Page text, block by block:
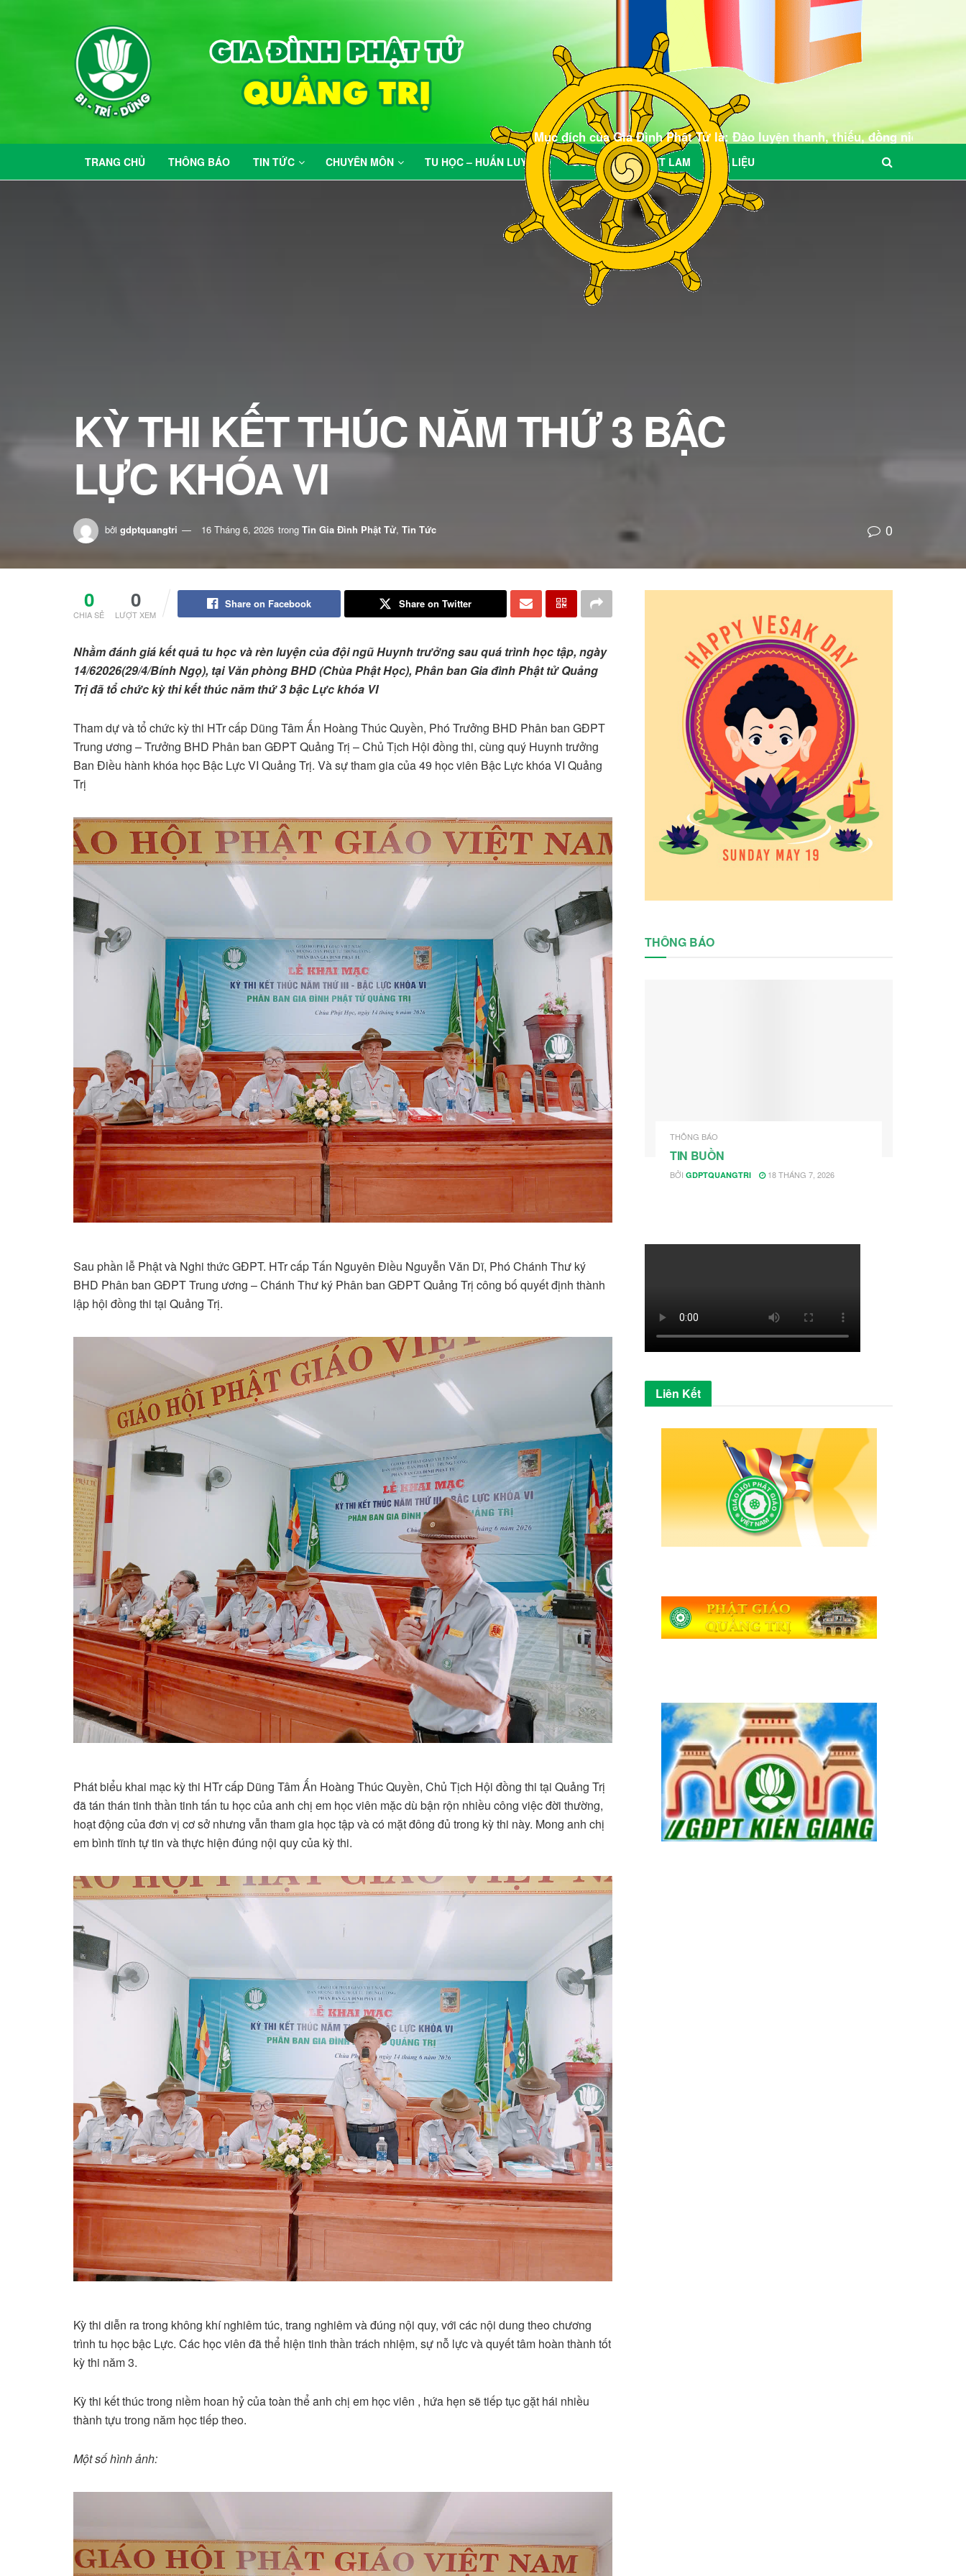
Mục đích của Gia Đình Phật Tử là: Đào luyện thanh, thiếu, đồng niên tin Phật thành
TRANG CHỦ THÔNG BÁO TIN TỨC CHUYÊN MÔN TU HỌC – HUẤN LUYỆN GÓC VUI BÚT LAM TƯ LIỆU
KỲ THI KẾT THÚC NĂM THỨ 3 BẬC
LỰC KHÓA VI
bởi gdptquangtri 16 Tháng 6, 2026 trong Tin Gia Đình Phật Tử, Tin Tức 0
0
CHIA SẺ
0
LƯỢT XEM
Share on Facebook Share on Twitter
Nhằm đánh giá kết quả tu học và rèn luyện của đội ngũ Huynh trưởng sau quá trình học tập, ngày
14/62026(29/4/Bính Ngọ), tại Văn phòng BHD (Chùa Phật Học), Phân ban Gia đình Phật tử Quảng
Trị đã tổ chức kỳ thi kết thúc năm thứ 3 bậc Lực khóa VI
Tham dự và tổ chức kỳ thi HTr cấp Dũng Tâm Ấn Hoàng Thúc Quyền, Phó Trưởng BHD Phân ban GĐPT
Trung ương – Trưởng BHD Phân ban GĐPT Quảng Trị – Chủ Tịch Hội đồng thi, cùng quý Huynh trưởng
Ban Điều hành khóa học Bậc Lực VI Quảng Trị. Và sự tham gia của 49 học viên Bậc Lực khóa VI Quảng
Trị
Sau phần lễ Phật và Nghi thức GĐPT. HTr cấp Tấn Nguyên Điều Nguyễn Văn Dĩ, Phó Chánh Thư ký
BHD Phân ban GĐPT Trung ương – Chánh Thư ký Phân ban GĐPT Quảng Trị công bố quyết định thành
lập hội đồng thi tại Quảng Trị.
Phát biểu khai mạc kỳ thi HTr cấp Dũng Tâm Ấn Hoàng Thúc Quyền, Chủ Tịch Hội đồng thi tại Quảng Trị
đã tán thán tinh thần tinh tấn tu học của anh chị em học viên mặc dù bận rộn nhiều công việc đời thường,
hoạt động của đơn vị cơ sở nhưng vẫn tham gia học tập và có mặt đông đủ trong kỳ thi này. Mong anh chị
em bình tĩnh tự tin và thực hiện đúng nội quy của kỳ thi.
Kỳ thi diễn ra trong không khí nghiêm túc, trang nghiêm và đúng nội quy, với các nội dung theo chương
trình tu học bậc Lực. Các học viên đã thể hiện tinh thần trách nhiệm, sự nỗ lực và quyết tâm hoàn thành tốt
kỳ thi năm 3.
Kỳ thi kết thúc trong niềm hoan hỷ của toàn thể anh chị em học viên , hứa hẹn sẽ tiếp tục gặt hái nhiều
thành tựu trong năm học tiếp theo.
Một số hình ảnh:
THÔNG BÁO
THÔNG BÁO
TIN BUỒN
BỞI GDPTQUANGTRI 18 THÁNG 7, 2026
Liên Kết